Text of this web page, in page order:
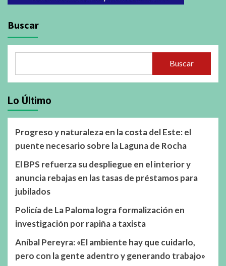
Buscar
Buscar
Lo Último
Progreso y naturaleza en la costa del Este: el
puente necesario sobre la Laguna de Rocha
El BPS refuerza su despliegue en el interior y
anuncia rebajas en las tasas de préstamos para
jubilados
Policía de La Paloma logra formalización en
investigación por rapiña a taxista
Aníbal Pereyra: «El ambiente hay que cuidarlo,
pero con la gente adentro y generando trabajo»